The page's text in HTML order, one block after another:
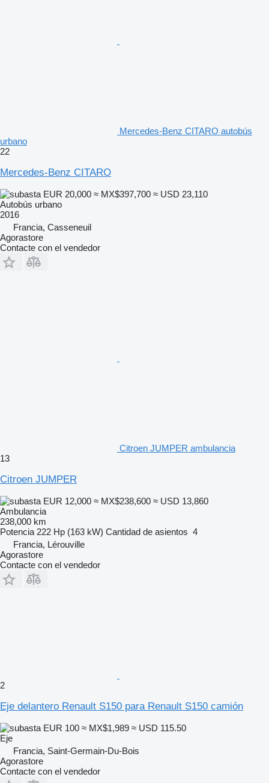
Mercedes-Benz CITARO autobús
urbano
22
Mercedes-Benz CITARO
EUR 20,000 ≈ MX$397,700 ≈ USD 23,110
Autobús urbano
2016
Francia, Casseneuil
Agorastore
Contacte con el vendedor
Citroen JUMPER ambulancia
13
Citroen JUMPER
EUR 12,000 ≈ MX$238,600 ≈ USD 13,860
Ambulancia
238,000 km
Potencia 222 Hp (163 kW) Cantidad de asientos 4
Francia, Lérouville
Agorastore
Contacte con el vendedor
2
Eje delantero Renault S150 para Renault S150 camión
EUR 100 ≈ MX$1,989 ≈ USD 115.50
Eje
Francia, Saint-Germain-Du-Bois
Agorastore
Contacte con el vendedor